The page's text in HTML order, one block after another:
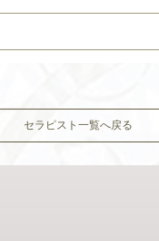
セラピスト一覧へ戻る